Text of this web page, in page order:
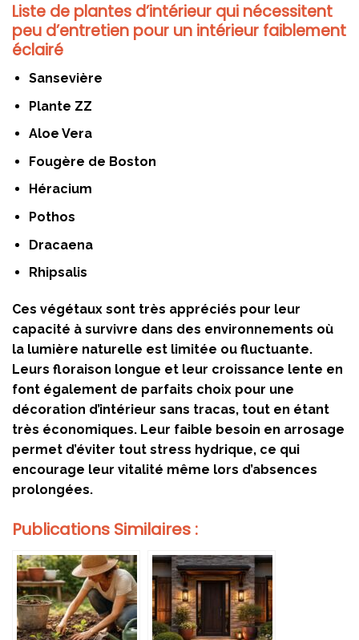
Liste de plantes d’intérieur qui nécessitent
peu d’entretien pour un intérieur faiblement
éclairé
Sansevière
Plante ZZ
Aloe Vera
Fougère de Boston
Héracium
Pothos
Dracaena
Rhipsalis
Ces végétaux sont très appréciés pour leur
capacité à survivre dans des environnements où
la lumière naturelle est limitée ou fluctuante.
Leurs floraison longue et leur croissance lente en
font également de parfaits choix pour une
décoration d’intérieur sans tracas, tout en étant
très économiques. Leur faible besoin en arrosage
permet d’éviter tout stress hydrique, ce qui
encourage leur vitalité même lors d’absences
prolongées.
Publications Similaires :